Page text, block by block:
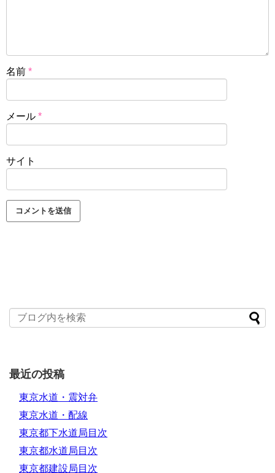
名前 *
メール *
サイト
最近の投稿
東京水道・震対弁
東京水道・配線
東京都下水道局目次
東京都水道局目次
東京都建設局目次